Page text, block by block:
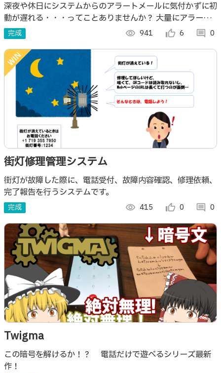
深夜や休日にシステムからのアラートメールに気付かずに初
動が遅れる・・・ってことありませんか？ 大量にアラート
メール発生してる現象に関しては緊急性も高い！ 電話で連
絡があれば気付きやすいですよね！
完成 visibility 941 thumb_up_alt 6 comment 0
街灯修理管理システム
街灯が故障した際に、電話受付、故障内容確認、修理依頼、
完了報告を行うシステムです。
完成 visibility 415 thumb_up_alt 0 comment 0
Twigma
この暗号を解けるか！？ 電話だけで遊べるシリーズ最新
作！